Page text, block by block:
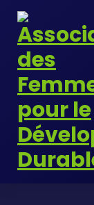
Skip
content